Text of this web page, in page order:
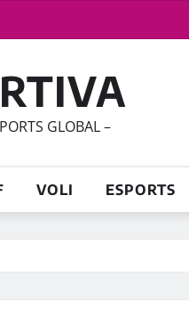
GLOBAL –
VOLI ESPORTS